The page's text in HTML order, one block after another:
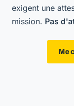
exigent une
mission. Pas
Me